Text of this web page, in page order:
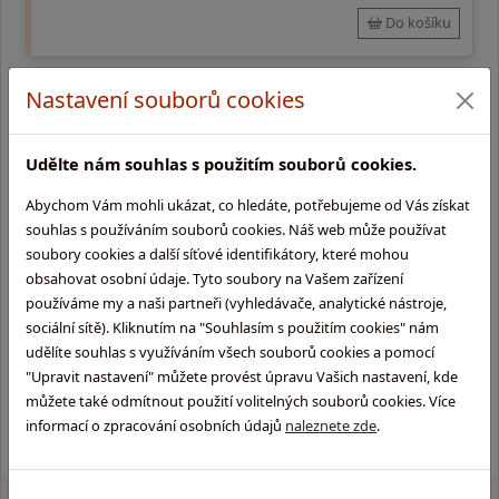
Nastavení souborů cookies
Udělte nám souhlas s použitím souborů cookies.
Abychom Vám mohli ukázat, co hledáte, potřebujeme od Vás získat
souhlas s používáním souborů cookies. Náš web může používat
soubory cookies a další síťové identifikátory, které mohou
obsahovat osobní údaje. Tyto soubory na Vašem zařízení
používáme my a naši partneři (vyhledávače, analytické nástroje,
sociální sítě). Kliknutím na "Souhlasím s použitím cookies" nám
udělíte souhlas s využíváním všech souborů cookies a pomocí
"Upravit nastavení" můžete provést úpravu Vašich nastavení, kde
můžete také odmítnout použití volitelných souborů cookies. Více
informací o zpracování osobních údajů naleznete zde.
Do košíku
Vyrobeno v ČR
Kožená kabela Lesanka
Kožená kabela Lesanka, pravá hovězí kůže, černá, jedno hlavní
držátka do ruky, řemen přes rameno, zavírání na klapnu na
přezku
vyrobíme do 14 dnů
Objednací kód:1009 4 690Kč
Do košíku